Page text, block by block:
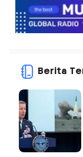
Berita